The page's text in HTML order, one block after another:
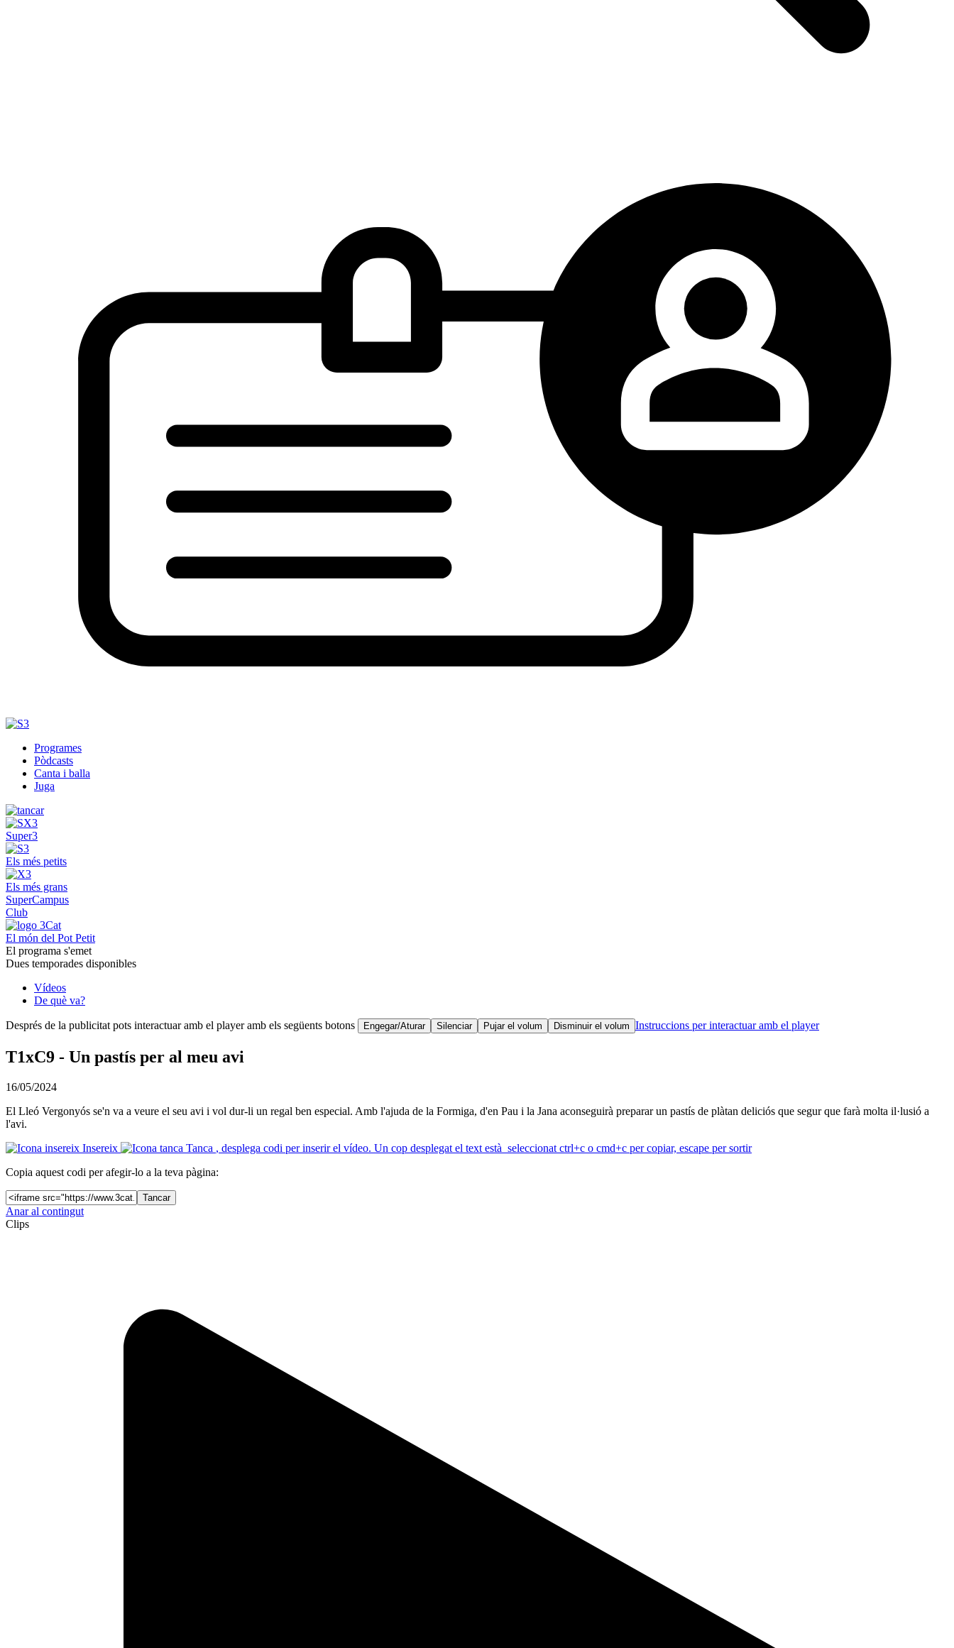
Programes
Pòdcasts
Canta i balla
Juga
Super3
Els més petits
Els més grans
SuperCampus
Club
El món del Pot Petit
El programa s'emet
Dues temporades disponibles
Vídeos
De què va?
Després de la publicitat pots interactuar amb el player amb els següents botons Engegar/Aturar Silenciar Pujar el volum Disminuir el volum Instruccions per interactuar amb el player
T1xC9 - Un pastís per al meu avi
16/05/2024
El Lleó Vergonyós se'n va a veure el seu avi i vol dur-li un regal ben especial. Amb l'ajuda de la Formiga, d'en Pau i la Jana aconseguirà preparar un pastís de plàtan deliciós que segur que farà molta il·lusió a
l'avi.
Insereix
Tanca , desplega codi per inserir el vídeo. Un cop desplegat el text està seleccionat ctrl+c o cmd+c per copiar, escape per sortir
Copia aquest codi per afegir-lo a la teva pàgina:
Tancar
Anar al contingut
Clips